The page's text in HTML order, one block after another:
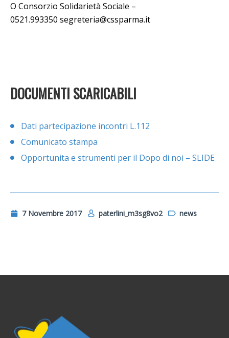
O Consorzio Solidarietà Sociale –
0521.993350 segreteria@cssparma.it
DOCUMENTI SCARICABILI
Dati partecipazione incontri L.112
Comunicato stampa
Opportunita e strumenti per il Dopo di noi – SLIDE
7 Novembre 2017 paterlini_m3sg8vo2 news